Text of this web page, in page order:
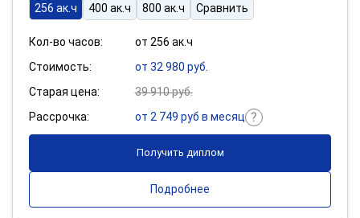
256 ак.ч 400 ак.ч 800 ак.ч Сравнить
Кол-во часов:
от 256 ак.ч
Стоимость:
от 32 980 руб.
Старая цена:
39 910 руб.
Рассрочка:
от 2 749 руб в месяц
Получить диплом
Подробнее